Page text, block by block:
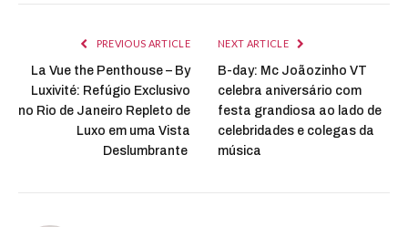
PREVIOUS ARTICLE
La Vue the Penthouse – By
Luxivité: Refúgio Exclusivo
no Rio de Janeiro Repleto de
Luxo em uma Vista
Deslumbrante
NEXT ARTICLE
B-day: Mc Joãozinho VT
celebra aniversário com
festa grandiosa ao lado de
celebridades e colegas da
música